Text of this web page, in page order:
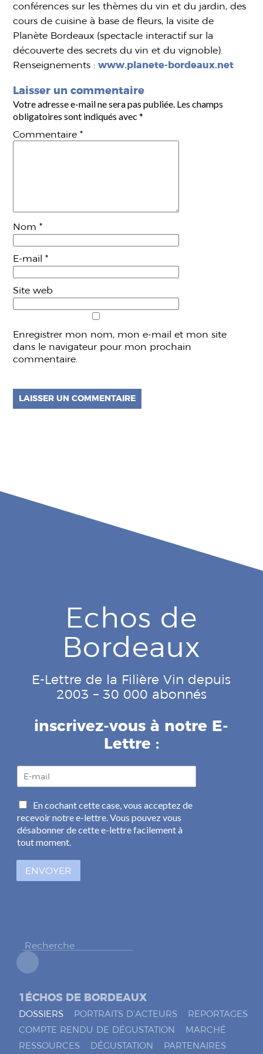
conférences sur les thèmes du vin et du jardin, des
cours de cuisine à base de fleurs, la visite de
Planète Bordeaux (spectacle interactif sur la
découverte des secrets du vin et du vignoble).
Renseignements :www.planete-bordeaux.net
Laisser un commentaire
Votre adresse e-mail ne sera pas publiée. Les champs
obligatoires sont indiqués avec*
Commentaire*
Nom*
E-mail*
Site web
Enregistrer mon nom, mon e-mail et mon site
dans le navigateur pour mon prochain
commentaire.
Echos de
Bordeaux
E-Lettre de la Filière Vin depuis
2003 – 30 000 abonnés
inscrivez-vous à notre E-
Lettre :
a
i
l
*
C
a
s
e
à
En cochant cette case, vous acceptez de
recevoir notre e-lettre. Vous pouvez vous
désabonner de cette e-lettre facilement à
tout moment.
ENVOYER
1ÉCHOS DE BORDEAUX
DOSSIERS PORTRAITS D’ACTEURS
REPORTAGES
COMPTE RENDU DE DÉGUSTATION
MARCHÉ
RESSOURCES
DÉGUSTATION PARTENAIRES